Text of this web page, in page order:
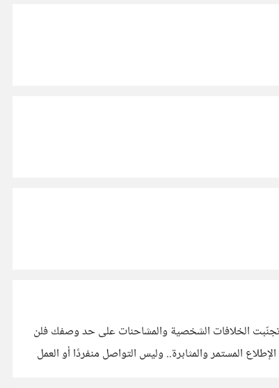
وتجنّبت الخلافات الشخصية والمشاحنات على حد وصفك فلن
المستمر والمثابرة.. وليس التواصل منفردًا أو العمل